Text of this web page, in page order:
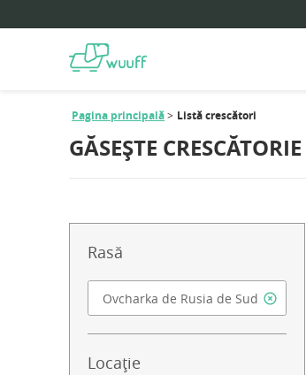
Pagina principală Listă crescători
GĂSEȘTE
Rasă
Locație